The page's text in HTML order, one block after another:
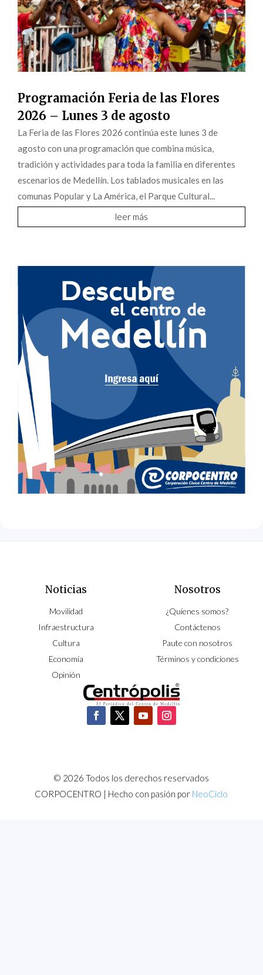
Programación Feria de las Flores
2026 – Lunes 3 de agosto
La Feria de las Flores 2026 continúa este lunes 3 de
agosto con una programación que combina música,
tradición y actividades para toda la familia en diferentes
escenarios de Medellín. Los tablados musicales en las
comunas Popular y La América, el Parque Cultural...
leer más
Noticias
Movilidad
Infraestructura
Cultura
Economía
Opinión
Nosotros
¿Quíenes somos?
Contáctenos
Paute con nosotros
Términos y condiciones
© 2026 Todos los derechos reservados
CORPOCENTRO | Hecho con pasión por NeoCiclo